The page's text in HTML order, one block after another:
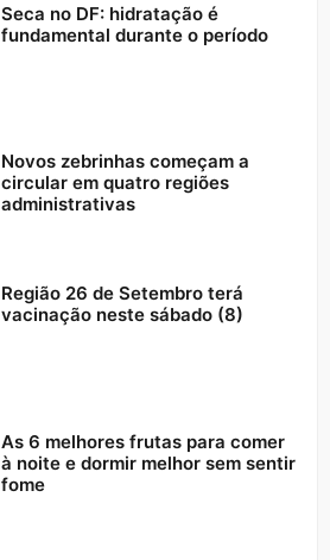
Seca no DF: hidratação é
fundamental durante o período
Novos zebrinhas começam a
circular em quatro regiões
administrativas
Região 26 de Setembro terá
vacinação neste sábado (8)
As 6 melhores frutas para comer
à noite e dormir melhor sem sentir
fome